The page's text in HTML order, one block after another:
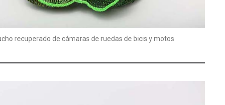
recuperado de cámaras de ruedas de bicis y motos